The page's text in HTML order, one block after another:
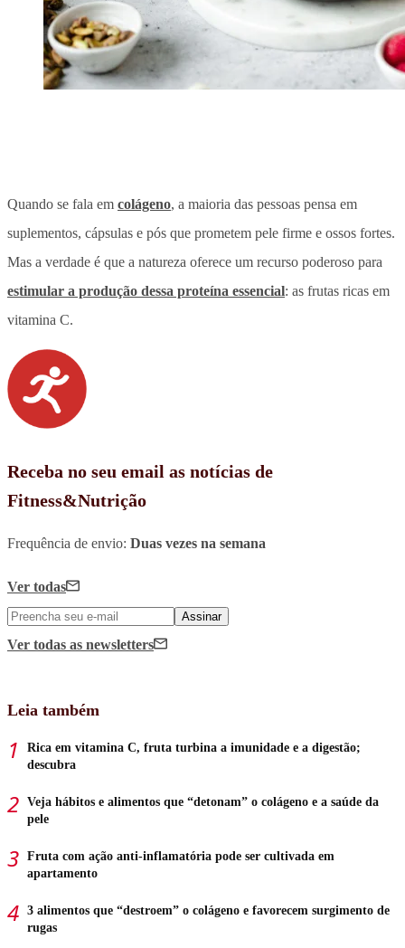
Quando se fala em colágeno, a maioria das pessoas pensa em
suplementos, cápsulas e pós que prometem pele firme e ossos fortes.
Mas a verdade é que a natureza oferece um recurso poderoso para
estimular a produção dessa proteína essencial: as frutas ricas em
vitamina C.
Receba no seu email as notícias de
Fitness&Nutrição
Frequência de envio: Duas vezes na semana
Ver todas
Assinar
Ver todas as newsletters
Leia também
Rica em vitamina C, fruta turbina a imunidade e a digestão;
descubra
Veja hábitos e alimentos que “detonam” o colágeno e a saúde da
pele
Fruta com ação anti-inflamatória pode ser cultivada em
apartamento
3 alimentos que “destroem” o colágeno e favorecem surgimento de
rugas